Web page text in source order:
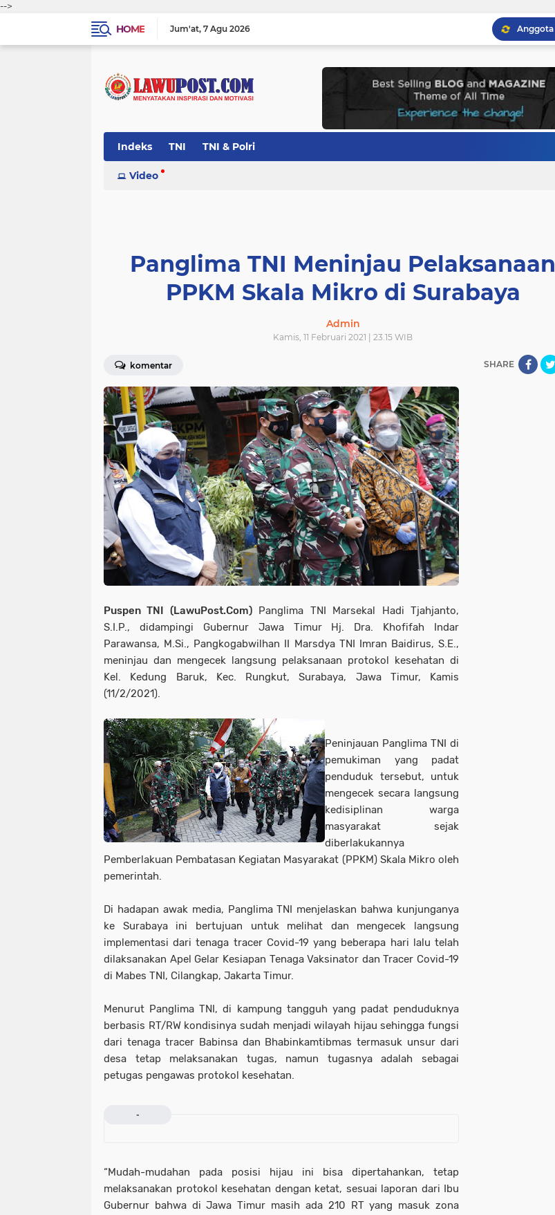
-->
HOME
Jum'at 7 Agu 2026
Indeks TNI TNI & Polri
Video
Panglima TNI Meninjau Pelaksanaan
PPKM Skala Mikro di Surabaya
Admin
Kamis, 11 Februari 2021 | 23.15 WIB
komentar SHARE
Puspen TNI (LawuPost.Com)Panglima TNI Marsekal Hadi Tjahjanto,
S.I.P., didampingi Gubernur Jawa Timur Hj. Dra. Khofifah Indar
Parawansa, M.Si., Pangkogabwilhan II Marsdya TNI Imran Baidirus, S.E.,
meninjau dan mengecek langsung pelaksanaan protokol kesehatan di
Kel. Kedung Baruk, Kec. Rungkut, Surabaya, Jawa Timur, Kamis
(11/2/2021).
Peninjauan Panglima TNI di
pemukiman yang padat
penduduk tersebut, untuk
mengecek secara langsung
kedisiplinan warga
masyarakat sejak
diberlakukannya
Pemberlakuan Pembatasan Kegiatan Masyarakat (PPKM) Skala Mikro oleh
pemerintah.
Di hadapan awak media, Panglima TNI menjelaskan bahwa kunjunganya
ke Surabaya ini bertujuan untuk melihat dan mengecek langsung
implementasi dari tenaga tracer Covid-19 yang beberapa hari lalu telah
dilaksanakan Apel Gelar Kesiapan Tenaga Vaksinator dan Tracer Covid-19
di Mabes TNI, Cilangkap, Jakarta Timur.
Menurut Panglima TNI, di kampung tangguh yang padat penduduknya
berbasis RT/RW kondisinya sudah menjadi wilayah hijau sehingga fungsi
dari tenaga tracer Babinsa dan Bhabinkamtibmas termasuk unsur dari
desa tetap melaksanakan tugas, namun tugasnya adalah sebagai
petugas pengawas protokol kesehatan.
-
“Mudah-mudahan pada posisi hijau ini bisa dipertahankan, tetap
melaksanakan protokol kesehatan dengan ketat, sesuai laporan dari Ibu
Gubernur bahwa di Jawa Timur masih ada 210 RT yang masuk zona